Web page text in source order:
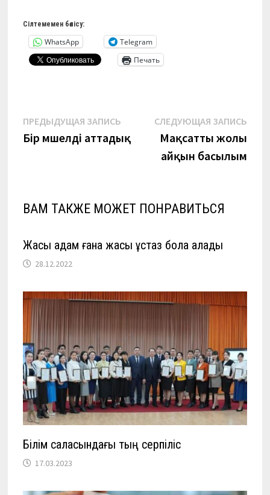
Сілтемемен бөлісу:
WhatsApp
Telegram
Печать
Навигация
по
ПРЕДЫДУЩАЯ ЗАПИСЬПредыдущая
запись:
Бір мүшелді аттадық
СЛЕДУЮЩАЯ ЗАПИСЬ
Мақсатты жолы
айқын басылым
ВАМ ТАКЖЕ МОЖЕТ ПОНРАВИТЬСЯ
Жақсы адам ғана жақсы ұстаз бола алады
28.12.2022
Білім саласындағы тың серпіліс
17.03.2023